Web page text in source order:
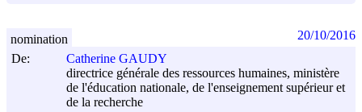
De:
Catherine GAUDY
directrice générale des ressources humaines, ministère
de l'éducation nationale, de l'enseignement supérieur et
de la recherche
nomination 20/10/2016